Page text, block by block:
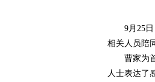
9月25日，
相关人员陪
曹家为首
人士表达了